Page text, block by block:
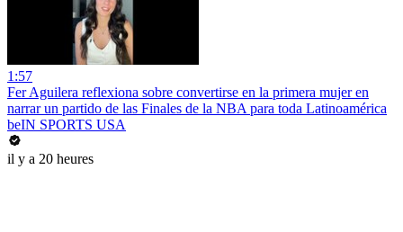
1:57
Fer Aguilera reflexiona sobre convertirse en la primera mujer en
narrar un partido de las Finales de la NBA para toda Latinoamérica
beIN SPORTS USA
il y a 20 heures